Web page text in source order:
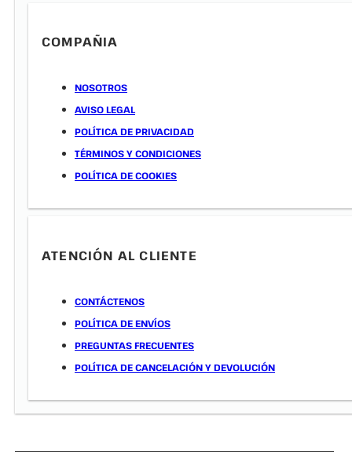
COMPAÑIA
NOSOTROS
AVISO LEGAL
POLÍTICA DE PRIVACIDAD
TÉRMINOS Y CONDICIONES
POLÍTICA DE COOKIES
ATENCIÓN AL CLIENTE
CONTÁCTENOS
POLÍTICA DE ENVÍOS
PREGUNTAS FRECUENTES
POLÍTICA DE CANCELACIÓN Y DEVOLUCIÓN